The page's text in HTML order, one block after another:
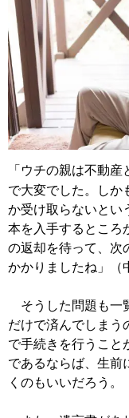
「ウチの親は不動
で大変でした。しか
か受け取らないと
本を入手するところ
の返却を待って、
かかりましたね」（
そうした問題も一
だけで済んでしまう
で手続きを行うこと
であるならば、生前
くのもいいだろう。